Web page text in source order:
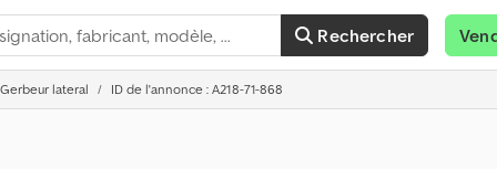
Rechercher
Gerbeur lateral ID de l'annonce : A218-71-868